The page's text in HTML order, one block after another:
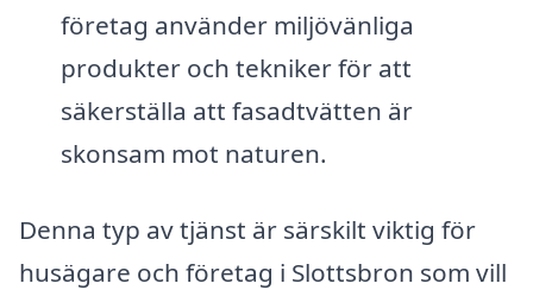
företag använder miljövänliga
produkter och tekniker för att
säkerställa att fasadtvätten är
skonsam mot naturen.
Denna typ av tjänst är särskilt viktig för
husägare och företag i Slottsbron som vill